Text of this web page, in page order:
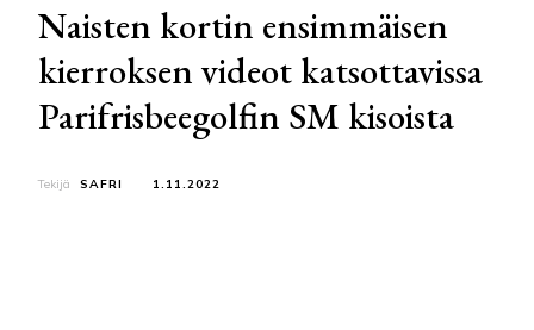
Naisten kortin ensimmäisen
kierroksen videot katsottavissa
Parifrisbeegolfin SM kisoista
Tekijä SAFRI 1.11.2022